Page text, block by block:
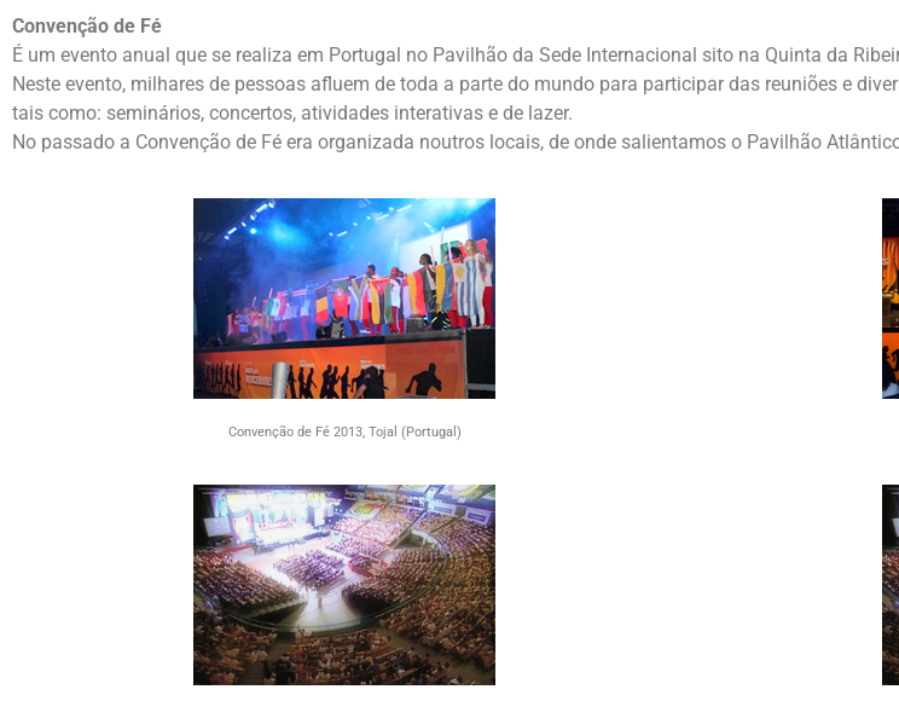
Convenção de Fé
É um evento anual que se realiza em Portugal no Pavilhão da Sede Internacional sito na Quinta da
Neste evento, milhares de pessoas afluem de toda a parte do mundo para participar das reuniões e
tais como: seminários, concertos, atividades interativas e de lazer.
No passado a Convenção de Fé era organizada noutros locais, de onde salientamos o Pavilhão
Convenção de Fé 2013, Tojal (Portugal)